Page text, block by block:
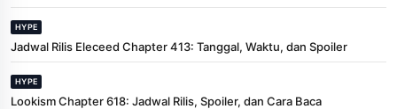
HYPE
Jadwal Rilis Eleceed Chapter 413: Tanggal, Waktu, dan Spoiler
HYPE
Lookism Chapter 618: Jadwal Rilis, Spoiler, dan Cara Baca